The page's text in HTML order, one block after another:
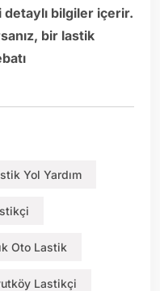
bilgiler içerir.
bir lastik
Yol Yardım
Oto Lastik
Lastikçi